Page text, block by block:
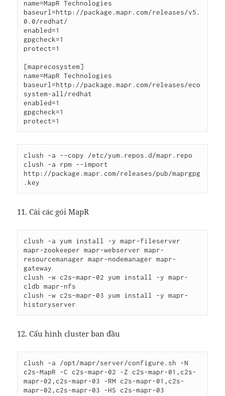
name=MapR Technologies
baseurl=http://package.mapr.com/releases/v5.
0.0/redhat/
enabled=1
gpgcheck=1
protect=1
[maprecosystem]
name=MapR Technologies
baseurl=http://package.mapr.com/releases/eco
system-all/redhat
enabled=1
gpgcheck=1
protect=1
clush -a --copy /etc/yum.repos.d/mapr.repo
clush -a rpm --import
http://package.mapr.com/releases/pub/maprgpg
11. Cài các gói MapR
clush -a yum install -y mapr-fileserver
mapr-zookeeper mapr-webserver mapr-
resourcemanager mapr-nodemanager mapr-
gateway
clush -w c2s-mapr-02 yum install -y mapr-
cldb mapr-nfs
clush -w c2s-mapr-03 yum install -y mapr-
12. Cấu hình cluster ban đầu
clush -a /opt/mapr/server/configure.sh -N
c2s-MapR -C c2s-mapr-02 -Z c2s-mapr-01,c2s-
mapr-02,c2s-mapr-03 -RM c2s-mapr-01,c2s-